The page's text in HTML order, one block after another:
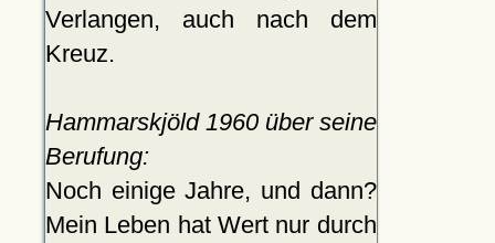
Verlangen, auch nach dem
Kreuz.
Hammarskjöld 1960 über seine
Berufung:
Noch einige Jahre, und dann?
Mein Leben hat Wert nur durch